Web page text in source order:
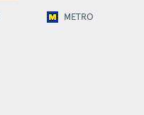
METRO